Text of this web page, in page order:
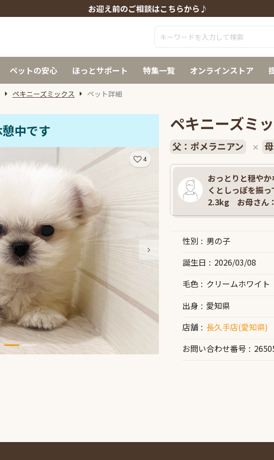
お迎え前のご相談はこちらから♪
ペットの安心 ほっとサポート 特集一覧 オンラインストア
ペキニーズミックス ペット詳細
中です
4
ペキニーズミ
父：ポメラニアン ×
おっとりと穏や
くとしっぽを振
2.3kg お母さん
性別
男の子
誕生日
2026/03/08
毛色
クリームホワイト
出身
愛知県
店舗
長久手店(愛知県)
お問い合わせ番号